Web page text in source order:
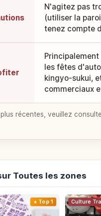
N'agitez pas
(utiliser la
tenez compte
les fêtes
kingyo-sukui,
commerciaux
récentes, veuillez
Toutes les zones
Top 1 Culture